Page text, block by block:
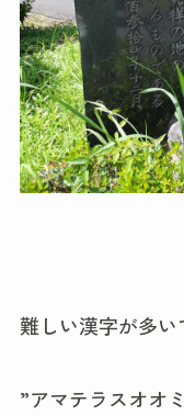
難しい漢字が多い
”アマテラスオオ